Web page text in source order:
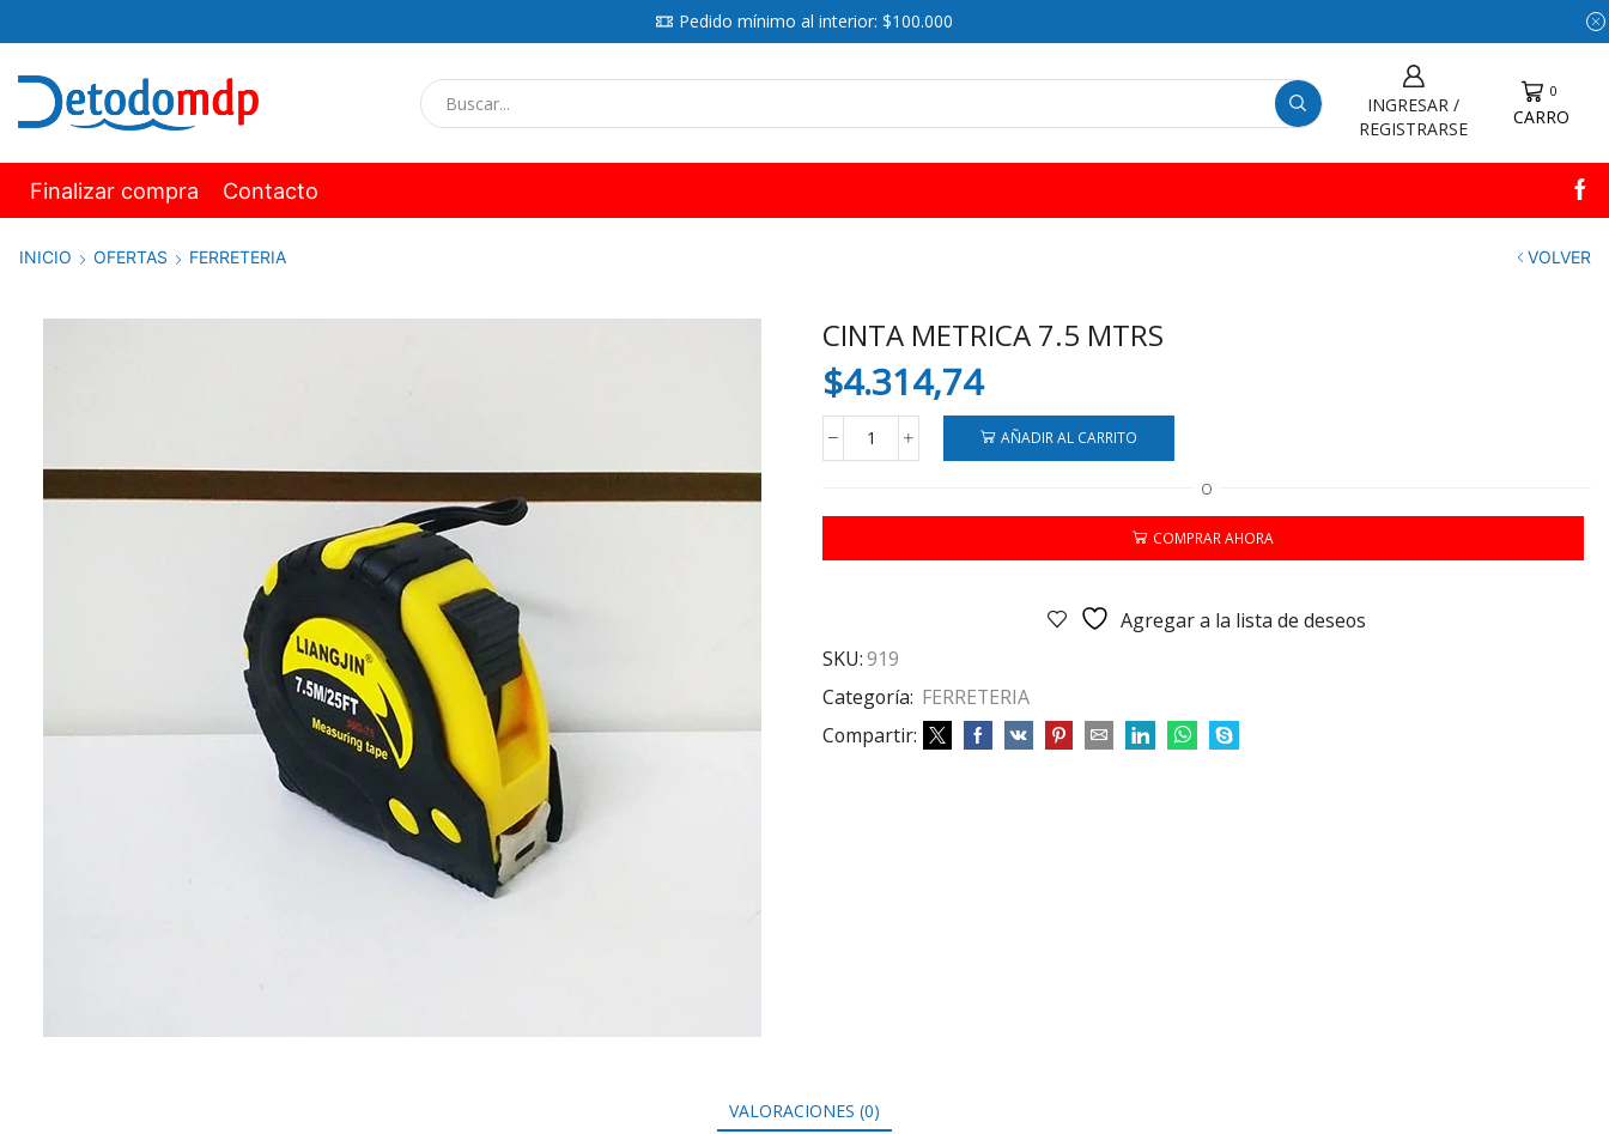
Pedido mínimo al interior: $100.000
INGRESAR /
REGISTRARSE
0
CARRO
Finalizar compra Contacto
INICIO OFERTAS FERRETERIA VOLVER
CINTA METRICA 7.5 MTRS
$4.314,74
CINTA
MTRS
AÑADIR AL CARRITO
O
COMPRAR AHORA
Agregar a la lista de deseos
SKU:919
Categoría: FERRETERIA
Compartir:
VALORACIONES (0)